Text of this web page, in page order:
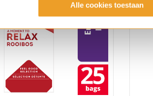
Alle cookies toestaan